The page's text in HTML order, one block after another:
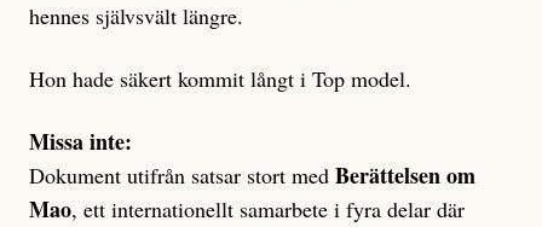
hennes självsvält längre.
Hon hade säkert kommit långt i Top model.
Missa inte:
Dokument utifrån satsar stort med Berättelsen om
Mao, ett internationellt samarbete i fyra delar där